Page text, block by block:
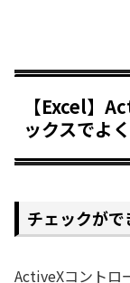
【Excel】
ックスでよ
チェックがで
ActiveXコントロ